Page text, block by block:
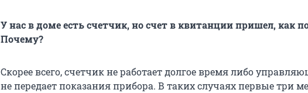
У нас в доме есть счетчик, но счет в квитанции пришел, как
Почему?
Скорее всего, счетчик не работает долгое время либо
не передает показания прибора. В таких случаях первые три